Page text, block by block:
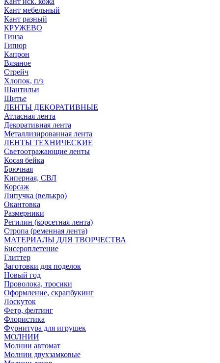
Кант мебельный
Кант разный
КРУЖЕВО
Гинза
Гипюр
Капрон
Вязаное
Стрейч
Хлопок, п/э
Шантильи
Шитье
ЛЕНТЫ ДЕКОРАТИВНЫЕ
Атласная лента
Декоративная лента
Металлизированная лента
ЛЕНТЫ ТЕХНИЧЕСКИЕ
Светоотражающие ленты
Косая бейка
Брючная
Киперная, СВЛ
Корсаж
Липучка (велькро)
Окантовка
Размерники
Регилин (корсетная лента)
Стропа (ременная лента)
МАТЕРИАЛЫ ДЛЯ ТВОРЧЕСТВА
Бисероплетение
Глиттер
Заготовки для поделок
Новый год
Проволока, тросики
Оформление, скрапбукинг
Лоскуток
Фетр, фелтинг
Флористика
Фурнитура для игрушек
МОЛНИИ
Молнии автомат
Молнии двухзамковые